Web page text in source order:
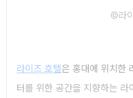
©라
라이즈 호텔은 홍대에 위치한
터를 위한 공간을 지향하는